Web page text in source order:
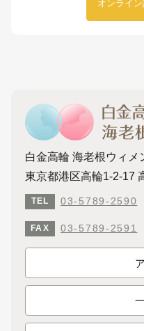
オンライ
白金高輪 海老根ウィメ
東京都港区高輪1-2-17
TEL 03-5789-2590
FAX 03-5789-2591